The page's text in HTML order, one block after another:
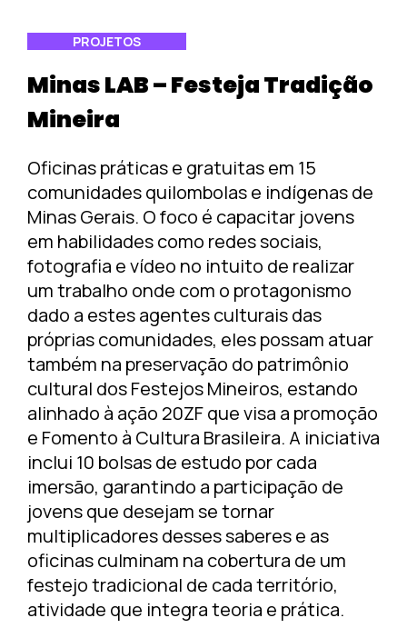
PROJETOS
Minas LAB – Festeja Tradição
Mineira
Oficinas práticas e gratuitas em 15
comunidades quilombolas e indígenas de
Minas Gerais. O foco é capacitar jovens
em habilidades como redes sociais,
fotografia e vídeo no intuito de realizar
um trabalho onde com o protagonismo
dado a estes agentes culturais das
próprias comunidades, eles possam atuar
também na preservação do patrimônio
cultural dos Festejos Mineiros, estando
alinhado à ação 20ZF que visa a promoção
e Fomento à Cultura Brasileira. A iniciativa
inclui 10 bolsas de estudo por cada
imersão, garantindo a participação de
jovens que desejam se tornar
multiplicadores desses saberes e as
oficinas culminam na cobertura de um
festejo tradicional de cada território,
atividade que integra teoria e prática.